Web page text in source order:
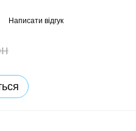
Написати відгук